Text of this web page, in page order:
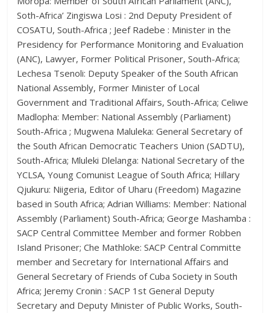
Soth-Africa’ Zingiswa Losi : 2nd Deputy President of
COSATU, South-Africa ; Jeef Radebe : Minister in the
Presidency for Performance Monitoring and Evaluation
(ANC), Lawyer, Former Political Prisoner, South-Africa;
Lechesa Tsenoli: Deputy Speaker of the South African
National Assembly, Former Minister of Local
Government and Traditional Affairs, South-Africa; Celiwe
Madlopha: Member: National Assembly (Parliament)
South-Africa ; Mugwena Maluleka: General Secretary of
the South African Democratic Teachers Union (SADTU),
South-Africa; Mluleki Dlelanga: National Secretary of the
YCLSA, Young Comunist League of South Africa; Hillary
Qjukuru: Niigeria, Editor of Uharu (Freedom) Magazine
based in South Africa; Adrian Williams: Member: National
Assembly (Parliament) South-Africa; George Mashamba :
SACP Central Committee Member and former Robben
Island Prisoner; Che Mathloke: SACP Central Committe
member and Secretary for International Affairs and
General Secretary of Friends of Cuba Society in South
Africa; Jeremy Cronin : SACP 1st General Deputy
Secretary and Deputy Minister of Public Works, South-